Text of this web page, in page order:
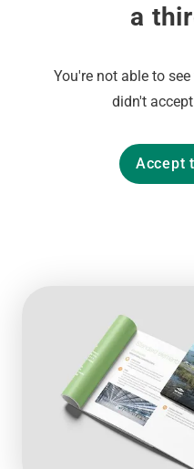
a
You're not able to
didn't
Accept